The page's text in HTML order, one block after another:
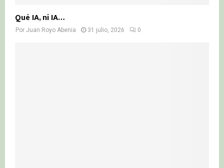
Qué IA, ni IA…
Por Juan Royo Abenia 31 julio, 2026 0